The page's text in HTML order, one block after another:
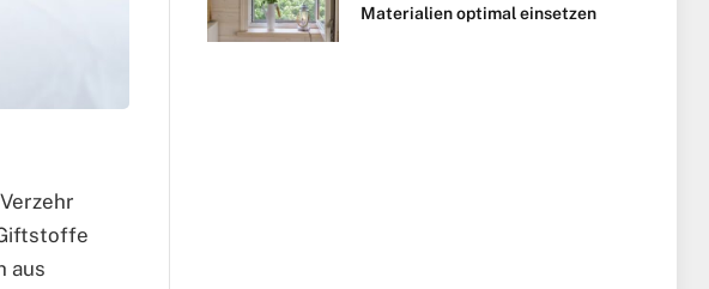
aus
Materialien optimal einsetzen